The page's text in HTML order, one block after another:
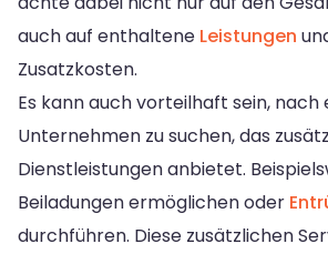
auch auf enthaltene Leistungen
Zusatzkosten.
Es kann auch vorteilhaft sein, nach
Unternehmen zu suchen, das
Dienstleistungen anbietet.
Beiladungen ermöglichen oder
durchführen. Diese zusätzlichen